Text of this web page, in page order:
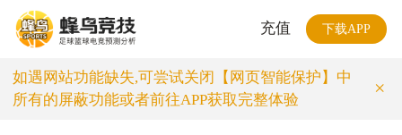
充值 下载APP
如遇网站功能缺失,可尝试关闭【网页智能保护】中
所有的屏蔽功能或者前往APP获取完整体验
×